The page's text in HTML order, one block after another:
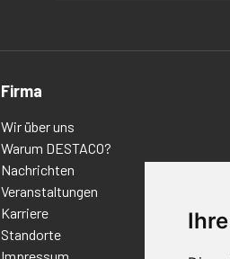
Firma
Wir über uns
Warum DESTACO?
Nachrichten
Veranstaltungen
Karriere
Standorte